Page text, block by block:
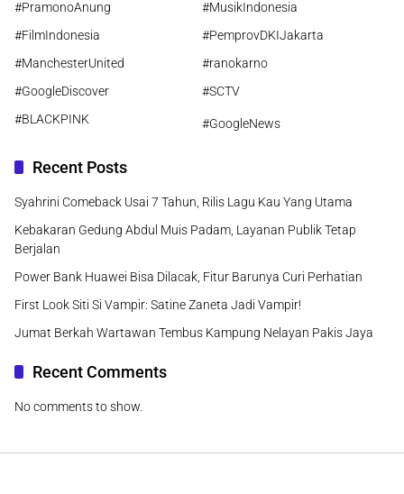
#PramonoAnung
#MusikIndonesia
#FilmIndonesia
#PemprovDKIJakarta
#ManchesterUnited
#ranokarno
#GoogleDiscover
#SCTV
#BLACKPINK
#GoogleNews
Recent Posts
Syahrini Comeback Usai 7 Tahun, Rilis Lagu Kau Yang Utama
Kebakaran Gedung Abdul Muis Padam, Layanan Publik Tetap
Berjalan
Power Bank Huawei Bisa Dilacak, Fitur Barunya Curi Perhatian
First Look Siti Si Vampir: Satine Zaneta Jadi Vampir!
Jumat Berkah Wartawan Tembus Kampung Nelayan Pakis Jaya
Recent Comments
No comments to show.